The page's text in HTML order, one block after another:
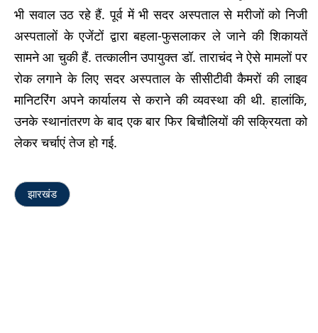
भी सवाल उठ रहे हैं. पूर्व में भी सदर अस्पताल से मरीजों को निजी
अस्पतालों के एजेंटों द्वारा बहला-फुसलाकर ले जाने की शिकायतें
सामने आ चुकी हैं. तत्कालीन उपायुक्त डॉ. ताराचंद ने ऐसे मामलों पर
रोक लगाने के लिए सदर अस्पताल के सीसीटीवी कैमरों की लाइव
मानिटरिंग अपने कार्यालय से कराने की व्यवस्था की थी. हालांकि,
उनके स्थानांतरण के बाद एक बार फिर बिचौलियों की सक्रियता को
लेकर चर्चाएं तेज हो गई.
झारखंड